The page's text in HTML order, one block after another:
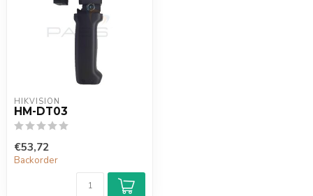
HIKVISION
HM-DT03
€53,72
Backorder